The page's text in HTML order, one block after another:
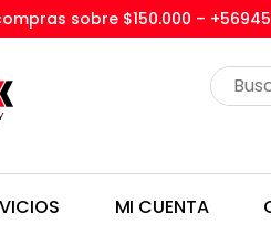
sobre $150.000 –
MI CUENTA